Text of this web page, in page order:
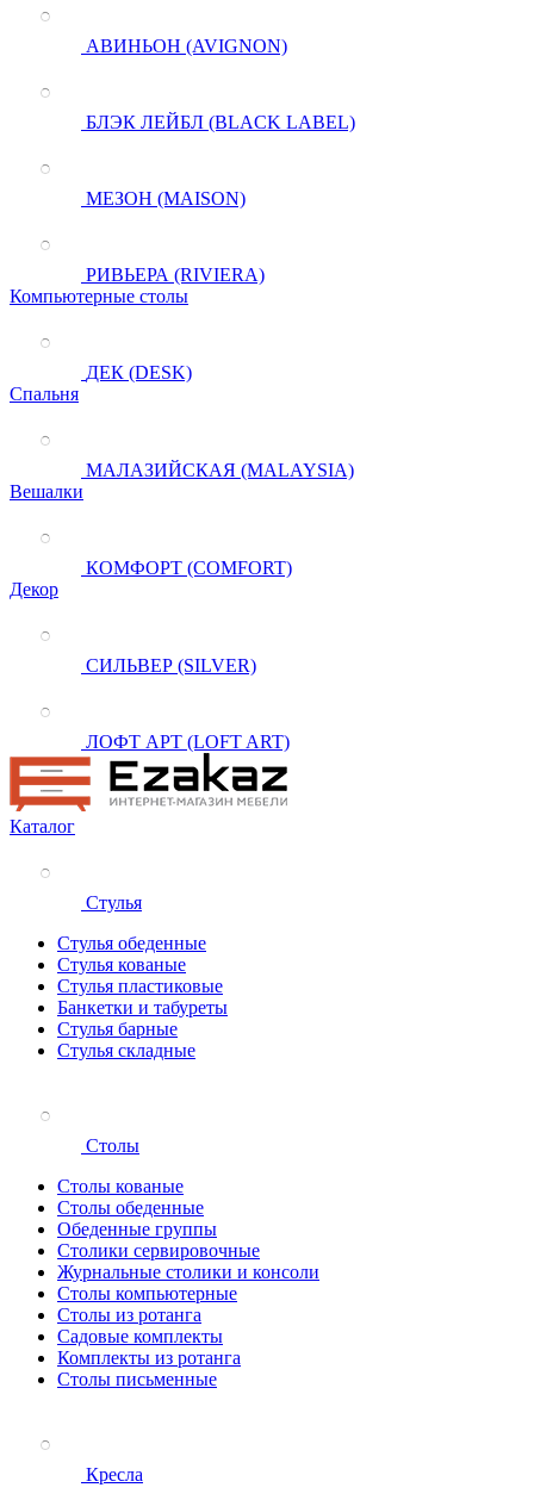
АВИНЬОН (AVIGNON)
БЛЭК ЛЕЙБЛ (BLACK LABEL)
МЕЗОН (MAISON)
РИВЬЕРА (RIVIERA)
Компьютерные столы
ДЕК (DESK)
Спальня
МАЛАЗИЙСКАЯ (MALAYSIA)
Вешалки
КОМФОРТ (COMFORT)
Декор
СИЛЬВЕР (SILVER)
ЛОФТ АРТ (LOFT ART)
Каталог
Стулья
Стулья обеденные
Стулья кованые
Стулья пластиковые
Банкетки и табуреты
Стулья барные
Стулья складные
Столы
Столы кованые
Столы обеденные
Обеденные группы
Столики сервировочные
Журнальные столики и консоли
Столы компьютерные
Столы из ротанга
Садовые комплекты
Комплекты из ротанга
Столы письменные
Кресла